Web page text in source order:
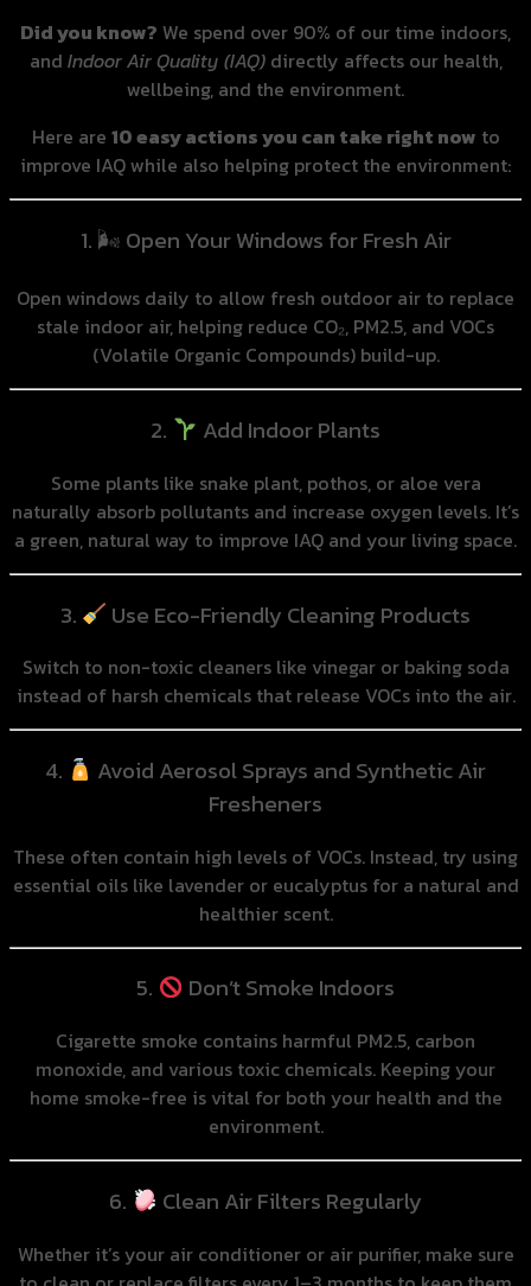
Did you know? We spend over 90% of our time indoors,
and Indoor Air Quality (IAQ)directly affects our health,
wellbeing, and the environment.
Here are 10 easy actions you can take right now to
improve IAQ while also helping protect the environment:
1. 🌬 Open Your Windows for Fresh Air
Open windows daily to allow fresh outdoor air to replace
stale indoor air, helping reduce CO₂, PM2.5, and VOCs
(Volatile Organic Compounds) build-up.
2. Add Indoor Plants
Some plants like snake plant, pothos, or aloe vera
naturally absorb pollutants and increase oxygen levels. It’s
a green, natural way to improve IAQ and your living space.
3. Use Eco-Friendly Cleaning Products
Switch to non-toxic cleaners like vinegar or baking soda
instead of harsh chemicals that release VOCs into the air.
4.
Avoid Aerosol Sprays and Synthetic Air
Fresheners
These often contain high levels of VOCs. Instead, try using
essential oils like lavender or eucalyptus for a natural and
healthier scent.
5. Don’t Smoke Indoors
Cigarette smoke contains harmful PM2.5, carbon
monoxide, and various toxic chemicals. Keeping your
home smoke-free is vital for both your health and the
environment.
6. Clean Air Filters Regularly
Whether it’s your air conditioner or air purifier, make sure